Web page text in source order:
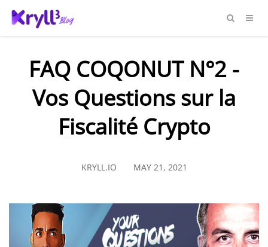
FAQ COQONUT N°2 -
Vos Questions sur la
Fiscalité Crypto
KRYLL.IO MAY 21, 2021